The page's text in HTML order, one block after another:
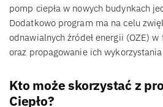
pomp ciepła w nowych budynkach
Dodatkowo program ma na celu
odnawialnych źródeł energii (OZE)
oraz propagowanie ich
Kto może skorzystać z
Ciepło?